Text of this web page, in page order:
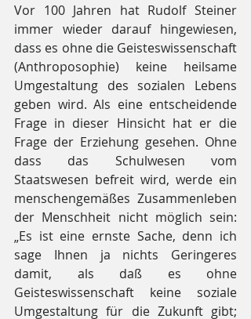
Vor 100 Jahren hat Rudolf Steiner
immer wieder darauf hingewiesen,
dass es ohne die Geisteswissenschaft
(Anthroposophie) keine heilsame
Umgestaltung des sozialen Lebens
geben wird. Als eine entscheidende
Frage in dieser Hinsicht hat er die
Frage der Erziehung gesehen. Ohne
dass das Schulwesen vom
Staatswesen befreit wird, werde ein
menschengemäßes Zusammenleben
der Menschheit nicht möglich sein:
„Es ist eine ernste Sache, denn ich
sage Ihnen ja nichts Geringeres
damit, als daß es ohne
Geisteswissenschaft keine soziale
Umgestaltung für die Zukunft gibt;